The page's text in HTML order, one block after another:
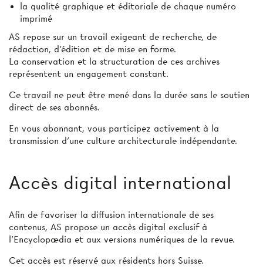
la qualité graphique et éditoriale de chaque numéro
imprimé
AS repose sur un travail exigeant de recherche, de
rédaction, d’édition et de mise en forme.
La conservation et la structuration de ces archives
représentent un engagement constant.
Ce travail ne peut être mené dans la durée sans le soutien
direct de ses abonnés.
En vous abonnant, vous participez activement à la
transmission d’une culture architecturale indépendante.
Accès digital international
Afin de favoriser la diffusion internationale de ses
contenus, AS propose un accès digital exclusif à
l’Encyclopædia et aux versions numériques de la revue.
Cet accès est réservé aux résidents hors Suisse.